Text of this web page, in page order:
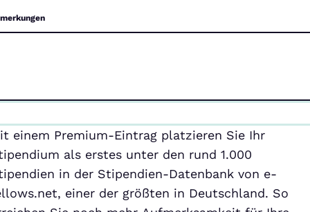
einem Premium-Eintrag platzieren Sie Ihr
als erstes unter den rund 1.000
in der Stipendien-Datenbank von e-
einer der größten in Deutschland. So